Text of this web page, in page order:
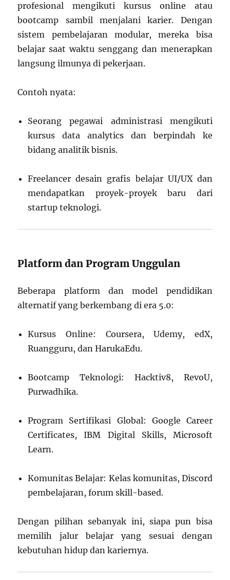
profesional mengikuti kursus online atau
bootcamp sambil menjalani karier. Dengan
sistem pembelajaran modular, mereka bisa
belajar saat waktu senggang dan menerapkan
langsung ilmunya di pekerjaan.
Contoh nyata:
Seorang pegawai administrasi mengikuti
kursus data analytics dan berpindah ke
bidang analitik bisnis.
Freelancer desain grafis belajar UI/UX dan
mendapatkan proyek-proyek baru dari
startup teknologi.
Platform dan Program Unggulan
Beberapa platform dan model pendidikan
alternatif yang berkembang di era 5.0:
Kursus Online: Coursera, Udemy, edX,
Ruangguru, dan HarukaEdu.
Bootcamp Teknologi: Hacktiv8, RevoU,
Purwadhika.
Program Sertifikasi Global: Google Career
Certificates, IBM Digital Skills, Microsoft
Learn.
Komunitas Belajar: Kelas komunitas, Discord
pembelajaran, forum skill-based.
Dengan pilihan sebanyak ini, siapa pun bisa
memilih jalur belajar yang sesuai dengan
kebutuhan hidup dan kariernya.